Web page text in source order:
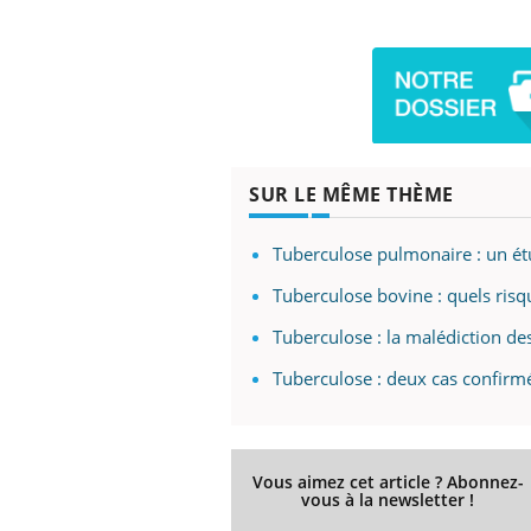
SUR LE MÊME THÈME
Tuberculose pulmonaire : un
Tuberculose bovine : quels
Tuberculose : la malédiction
Tuberculose : deux cas
Vous aimez cet article ? Abonnez-
vous à la newsletter !
Eczéma Chronique des Mains :
Youtube
d'autres non ! D'un côté, poser des
questions sur la maladie d'un proche c'est
...